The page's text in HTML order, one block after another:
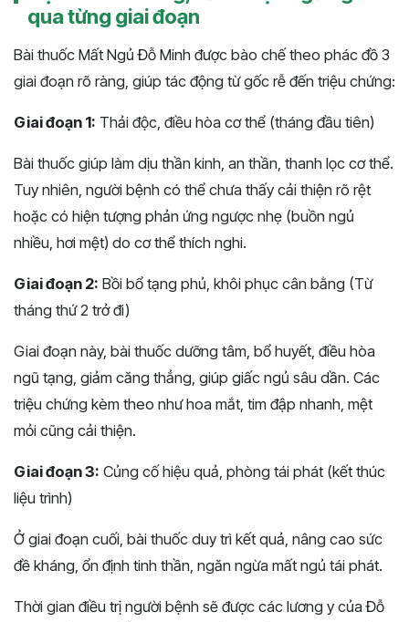
qua từng giai đoạn
Bài thuốc Mất Ngủ Đỗ Minh được bào chế theo phác đồ 3
giai đoạn rõ ràng, giúp tác động từ gốc rễ đến triệu chứng:
Giai đoạn 1: Thải độc, điều hòa cơ thể (tháng đầu tiên)
Bài thuốc giúp làm dịu thần kinh, an thần, thanh lọc cơ thể.
Tuy nhiên, người bệnh có thể chưa thấy cải thiện rõ rệt
hoặc có hiện tượng phản ứng ngược nhẹ (buồn ngủ
nhiều, hơi mệt) do cơ thể thích nghi.
Giai đoạn 2: Bồi bổ tạng phủ, khôi phục cân bằng (Từ
tháng thứ 2 trở đi)
Giai đoạn này, bài thuốc dưỡng tâm, bổ huyết, điều hòa
ngũ tạng, giảm căng thẳng, giúp giấc ngủ sâu dần. Các
triệu chứng kèm theo như hoa mắt, tim đập nhanh, mệt
mỏi cũng cải thiện.
Giai đoạn 3: Củng cố hiệu quả, phòng tái phát (kết thúc
liệu trình)
Ở giai đoạn cuối, bài thuốc duy trì kết quả, nâng cao sức
đề kháng, ổn định tinh thần, ngăn ngừa mất ngủ tái phát.
Thời gian điều trị người bệnh sẽ được các lương y của Đỗ